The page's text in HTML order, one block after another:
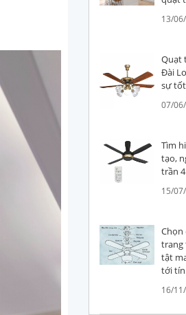
13/
Quạt
Đài
sự
07/
Tìm
tạo,
trần
15/
Chọn
trang
tật
tới
16/